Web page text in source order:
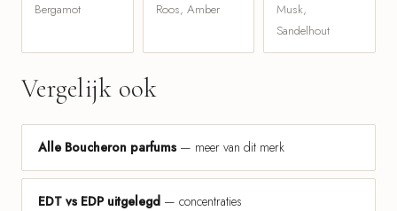
Bergamot Roos, Amber
Musk,
Sandelhout
Vergelijk ook
Alle Boucheron parfums — meer van dit merk
EDT vs EDP uitgelegd — concentraties